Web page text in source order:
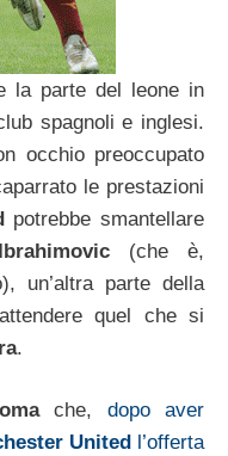
la parte del leone in
spagnoli e inglesi.
occhio preoccupato
le prestazioni
potrebbe smantellare
(che è,
un’altra parte della
quel che si
.
che, dopo aver
United
l’offerta